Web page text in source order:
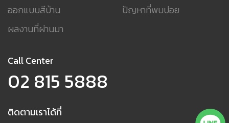
ออกแบบสีบ้าน
ผลงานที่ผ่านมา
ปัญหาที่พบบ่อย
Call Center
02 815 5888
ติดตามเราได้ที่